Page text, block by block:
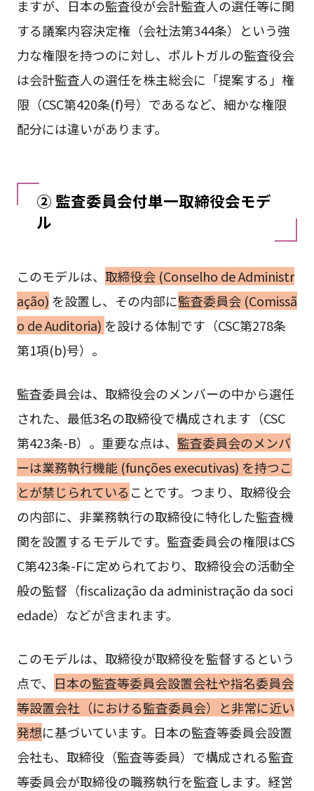
ますが、日本の監査役が会計監査人の選任等に関
する議案内容決定権（会社法第344条）という強
力な権限を持つのに対し、ポルトガルの監査役会
は会計監査人の選任を株主総会に「提案する」権
限（CSC第420条(f)号）であるなど、細かな権限
配分には違いがあります。
② 監査委員会付単一取締役会モデ
ル
このモデルは、 取締役会 (Conselho de Administr
ação) を設置し、その内部に監査委員会 (Comissã
o de Auditoria) を設ける体制です（CSC第278条
第1項(b)号）。
監査委員会は、取締役会のメンバーの中から選任
された、最低3名の取締役で構成されます（CSC
第423条-B）。重要な点は、 監査委員会のメンバ
ーは業務執行機能 (funções executivas) を持つこ
とが禁じられている ことです。つまり、取締役会
の内部に、非業務執行の取締役に特化した監査機
関を設置するモデルです。監査委員会の権限はCS
C第423条-Fに定められており、取締役会の活動全
般の監督（fiscalização da administração da soci
edade）などが含まれます。
このモデルは、取締役が取締役を監督するという
点で、
日本の監査等委員会設置会社や指名委員会
等設置会社（における監査委員会）と非常に近い
発想に基づいています。日本の監査等委員会設置
会社も、取締役（監査等委員）で構成される監査
等委員会が取締役の職務執行を監査します。経営